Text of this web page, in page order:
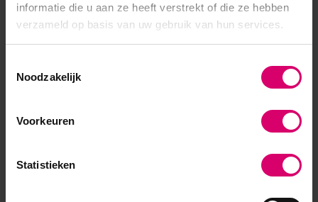
informatie die u aan ze heeft verstrekt of die ze hebben
verzameld op basis van uw gebruik van hun services.
Noodzakelijk
Voorkeuren
Statistieken